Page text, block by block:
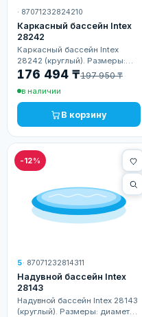
· 87071232824210
Каркасный бассейн Intex
28242
Каркасный бассейн Intex
28242 (круглый). Размеры:
диаметр 457 см, высота 122
Объём воды: 16 805 л (~16.8
куб). В комплекте:…
176 494 ₸197 950 ₸
в наличии
В корзину
-12%
5· 87071232814311
Надувной бассейн Intex
28143
Надувной бассейн Intex 28143
(круглый). Размеры: диаметр